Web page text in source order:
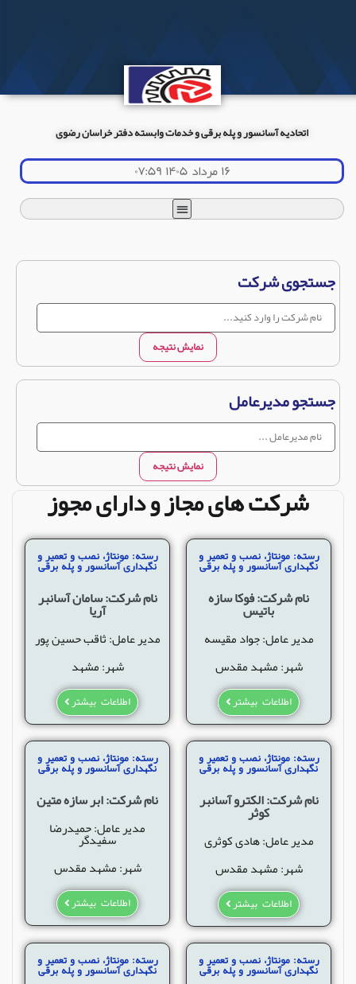
اتحادیه آسانسور و پله برقی و خدمات وابسته دفتر خراسان رضوی
۱۶ مرداد ۱۴۰۵ ۰۷:۵۹
جستجوی شرکت
نمایش نتیجه
جستجو مدیرعامل
نمایش نتیجه
شرکت های مجاز و دارای مجوز
رسته: مونتاژ، نصب و تعمیر و
نگهداری آسانسور و پله برقی
نام شرکت: فوکا سازه
باتیس
مدیر عامل: جواد مقیسه
شهر: مشهد مقدس
اطلاعات بیشتر
رسته: مونتاژ، نصب و تعمیر و
نگهداری آسانسور و پله برقی
نام شرکت: سامان آسانبر
آریا
مدیر عامل: ثاقب حسین پور
شهر: مشهد
اطلاعات بیشتر
رسته: مونتاژ، نصب و تعمیر و
نگهداری آسانسور و پله برقی
نام شرکت: الکترو آسانبر
کوثر
مدیر عامل: هادی کوثری
شهر: مشهد مقدس
اطلاعات بیشتر
رسته: مونتاژ، نصب و تعمیر و
نگهداری آسانسور و پله برقی
نام شرکت: ابر سازه متین
مدیر عامل: حمیدرضا
سفیدگر
شهر: مشهد مقدس
اطلاعات بیشتر
رسته: مونتاژ، نصب و تعمیر و
نگهداری آسانسور و پله برقی رسته: مونتاژ، نصب و تعمیر و
نگهداری آسانسور و پله برقی